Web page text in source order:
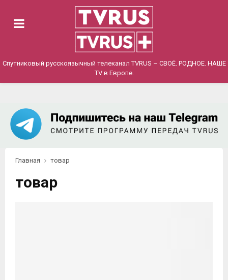
PRIMARY
Спутниковый русскоязычный телеканал TVRUS – СВОЁ. РОДНОЕ. НАШЕ
TV в Европе.
Главная товар
товар